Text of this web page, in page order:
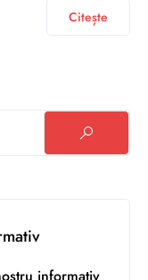
Citește